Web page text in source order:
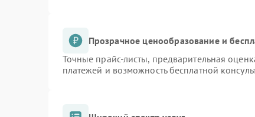
Прозрачное ценообразование и
Точные прайс-листы, предварительная
платежей и возможность бесплатной